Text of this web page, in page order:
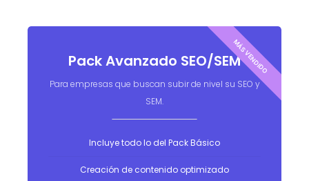
Pack Avanzado SEO/SEM
Para empresas que buscan subir de nivel su SEO y
SEM.
Incluye todo lo del Pack Básico
Creación de contenido optimizado